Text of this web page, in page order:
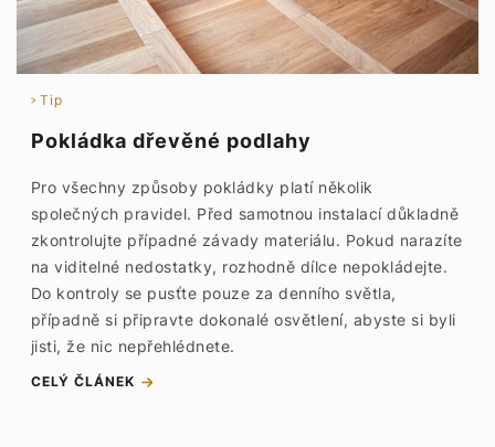
Tip
Pokládka dřevěné podlahy
Pro všechny způsoby pokládky platí několik
společných pravidel. Před samotnou instalací důkladně
zkontrolujte případné závady materiálu. Pokud narazíte
na viditelné nedostatky, rozhodně dílce nepokládejte.
Do kontroly se pusťte pouze za denního světla,
případně si připravte dokonalé osvětlení, abyste si byli
jisti, že nic nepřehlédnete.
CELÝ ČLÁNEK